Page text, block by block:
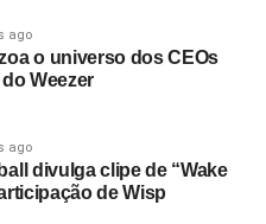
com uma letra que
e memórias
a placesoa como uma
bem mais próximo do
apoio mantém o Pop
todo dia.Apoie aqui.
ago
o universo dos CEOs
Weezer
ago
divulga clipe de “Wake
de Wisp